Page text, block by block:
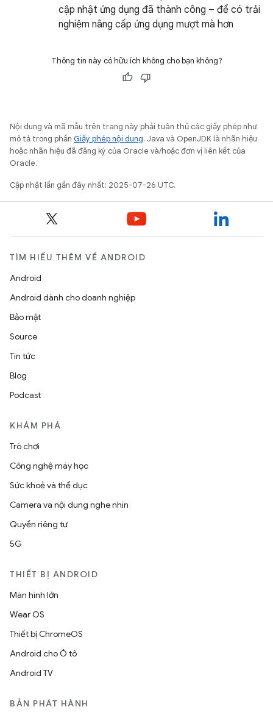
cập nhật ứng dụng đã thành công – để có trải
nghiệm nâng cấp ứng dụng mượt mà hơn
Thông tin này có hữu ích không cho bạn không?
Nội dung và mã mẫu trên trang này phải tuân thủ các giấy phép như
mô tả trong phần Giấy phép nội dung. Java và OpenJDK là nhãn hiệu
hoặc nhãn hiệu đã đăng ký của Oracle và/hoặc đơn vị liên kết của
Oracle.
Cập nhật lần gần đây nhất: 2025-07-26 UTC.
TÌM HIỂU THÊM VỀ ANDROID
Android
Android dành cho doanh nghiệp
Bảo mật
Source
Tin tức
Blog
Podcast
KHÁM PHÁ
Trò chơi
Công nghệ máy học
Sức khoẻ và thể dục
Camera và nội dung nghe nhìn
Quyền riêng tư
5G
THIẾT BỊ ANDROID
Màn hình lớn
Wear OS
Thiết bị ChromeOS
Android cho Ô tô
Android TV
BẢN PHÁT HÀNH